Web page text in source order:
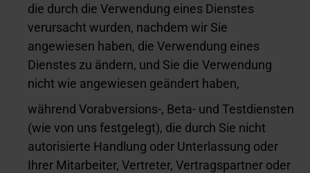
die durch die Verwendung eines Dienstes
verursacht wurden, nachdem wir Sie
angewiesen haben, die Verwendung eines
Dienstes zu ändern, und Sie die Verwendung
nicht wie angewiesen geändert haben,
während Vorabversions-, Beta- und Testdiensten
(wie von uns festgelegt), die durch Sie nicht
autorisierte Handlung oder Unterlassung oder
Ihrer Mitarbeiter, Vertreter, Vertragspartner oder